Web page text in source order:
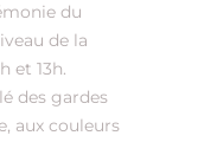
du
de la
et 13h.
des gardes
aux couleurs